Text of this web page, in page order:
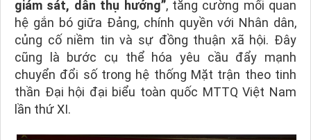
giám sát, dân thụ hưởng”, tăng cường mối quan
hệ gắn bó giữa Đảng, chính quyền với Nhân dân,
củng cố niềm tin và sự đồng thuận xã hội. Đây
cũng là bước cụ thể hóa yêu cầu đẩy mạnh
chuyển đổi số trong hệ thống Mặt trận theo tinh
thần Đại hội đại biểu toàn quốc MTTQ Việt Nam
lần thứ XI.